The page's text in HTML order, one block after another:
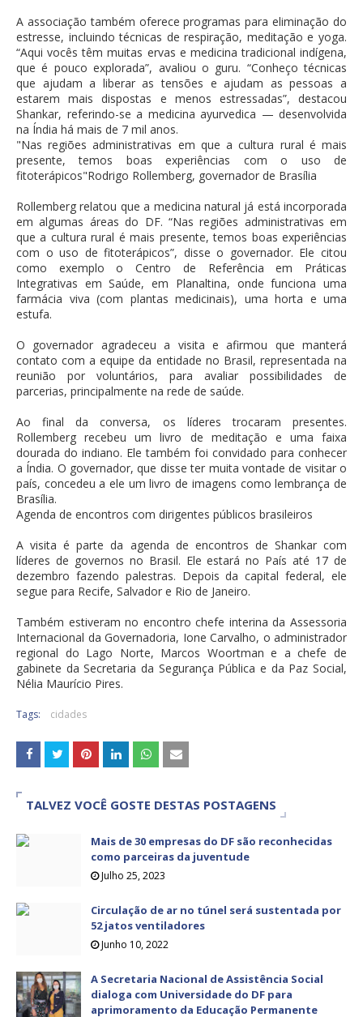
A associação também oferece programas para eliminação do
estresse, incluindo técnicas de respiração, meditação e yoga.
“Aqui vocês têm muitas ervas e medicina tradicional indígena,
que é pouco explorada”, avaliou o guru. “Conheço técnicas
que ajudam a liberar as tensões e ajudam as pessoas a
estarem mais dispostas e menos estressadas”, destacou
Shankar, referindo-se a medicina ayurvedica — desenvolvida
na Índia há mais de 7 mil anos.
"Nas regiões administrativas em que a cultura rural é mais
presente, temos boas experiências com o uso de
fitoterápicos"Rodrigo Rollemberg, governador de Brasília
Rollemberg relatou que a medicina natural já está incorporada
em algumas áreas do DF. “Nas regiões administrativas em
que a cultura rural é mais presente, temos boas experiências
com o uso de fitoterápicos”, disse o governador. Ele citou
como exemplo o Centro de Referência em Práticas
Integrativas em Saúde, em Planaltina, onde funciona uma
farmácia viva (com plantas medicinais), uma horta e uma
estufa.
O governador agradeceu a visita e afirmou que manterá
contato com a equipe da entidade no Brasil, representada na
reunião por voluntários, para avaliar possibilidades de
parcerias, principalmente na rede de saúde.
Ao final da conversa, os líderes trocaram presentes.
Rollemberg recebeu um livro de meditação e uma faixa
dourada do indiano. Ele também foi convidado para conhecer
a Índia. O governador, que disse ter muita vontade de visitar o
país, concedeu a ele um livro de imagens como lembrança de
Brasília.
Agenda de encontros com dirigentes públicos brasileiros
A visita é parte da agenda de encontros de Shankar com
líderes de governos no Brasil. Ele estará no País até 17 de
dezembro fazendo palestras. Depois da capital federal, ele
segue para Recife, Salvador e Rio de Janeiro.
Também estiveram no encontro chefe interina da Assessoria
Internacional da Governadoria, Ione Carvalho, o administrador
regional do Lago Norte, Marcos Woortman e a chefe de
gabinete da Secretaria da Segurança Pública e da Paz Social,
Nélia Maurício Pires.
Tags: cidades
TALVEZ VOCÊ GOSTE DESTAS POSTAGENS
Mais de 30 empresas do DF são reconhecidas
como parceiras da juventude
Julho 25, 2023
Circulação de ar no túnel será sustentada por
52 jatos ventiladores
Junho 10, 2022
A Secretaria Nacional de Assistência Social
dialoga com Universidade do DF para
aprimoramento da Educação Permanente